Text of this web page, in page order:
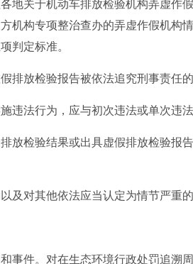
地关于机动车排放检验机构弄虚作
机构专项整治查办的弄虚作假机构
判定标准。
放检验报告被依法追究刑事责任的
法行为，应与初次违法或单次违法
检验结果或出具虚假排放检验报
对其他依法应当认定为情节严重的
事件。对在生态环境行政处罚追溯